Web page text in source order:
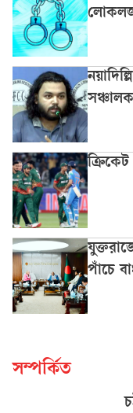
পাঁচে
সম্পর্কিত